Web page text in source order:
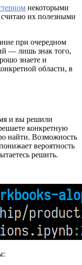
некоторыми
считаю их полезными
при очередном
— лишь знак того,
знаете и
области, в
и вы решили
конкретную
найти. Возможность
вероятность
решить.